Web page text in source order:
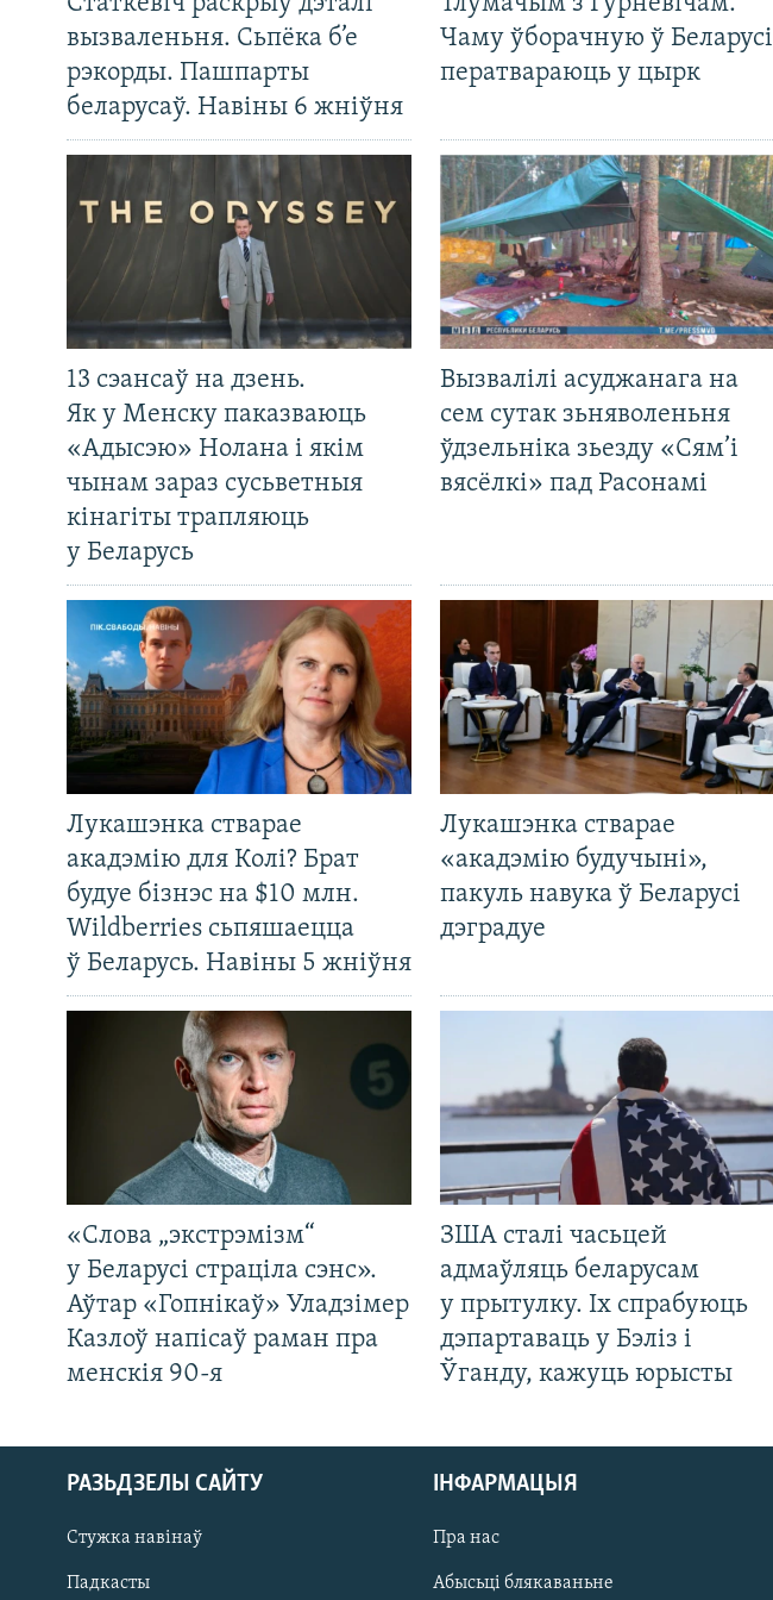
вызваленьня. Сьпёка б’е
рэкорды. Пашпарты
беларусаў. Навіны 6 жніўня
Чаму ўборачную ў Беларусі
ператвараюць у цырк
13 сэансаў на дзень.
Як у Менску паказваюць
«Адысэю» Нолана і якім
чынам зараз сусьветныя
кінагіты трапляюць
у Беларусь
Вызвалілі асуджанага на
сем сутак зьняволеньня
ўдзельніка зьезду «Сям’і
вясёлкі» пад Расонамі
Лукашэнка стварае
акадэмію для Колі? Брат
будуе бізнэс на $10 млн.
Wildberries сьпяшаецца
ў Беларусь. Навіны 5 жніўня
Лукашэнка стварае
«акадэмію будучыні»,
пакуль навука ў Беларусі
дэградуе
«Слова „экстрэмізм“
у Беларусі страціла сэнс».
Аўтар «Гопнікаў» Уладзімер
Казлоў напісаў раман пра
менскія 90-я
ЗША сталі часьцей
адмаўляць беларусам
у прытулку. Іх спрабуюць
дэпартаваць у Бэліз і
Ўганду, кажуць юрысты
РАЗЬДЗЕЛЫ САЙТУ
Стужка навінаў
Падкасты
ІНФАРМАЦЫЯ
Пра нас
Абысьці блякаваньне